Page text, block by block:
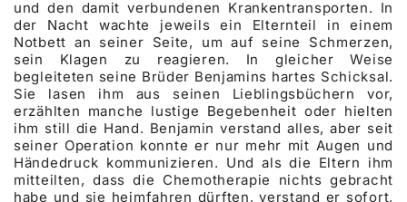
und den damit verbundenen Krankentransporten. In
der Nacht wachte jeweils ein Elternteil in einem
Notbett an seiner Seite, um auf seine Schmerzen,
sein Klagen zu reagieren. In gleicher Weise
begleiteten seine Brüder Benjamins hartes Schicksal.
Sie lasen ihm aus seinen Lieblingsbüchern vor,
erzählten manche lustige Begebenheit oder hielten
ihm still die Hand. Benjamin verstand alles, aber seit
seiner Operation konnte er nur mehr mit Augen und
Händedruck kommunizieren. Und als die Eltern ihm
mitteilten, dass die Chemotherapie nichts gebracht
habe und sie heimfahren dürften, verstand er sofort,